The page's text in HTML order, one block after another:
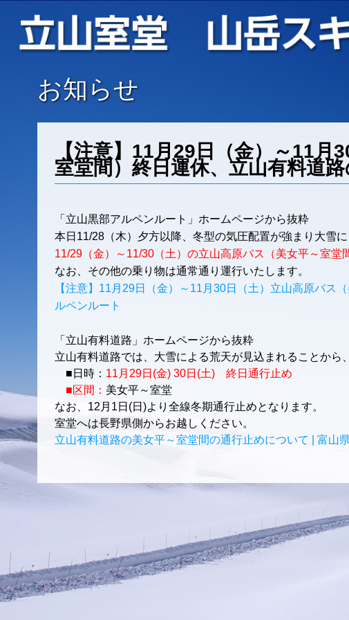
お知らせ
【注意】11月29日（金）～11月
室堂間）終日運休、立山有料道
「 立山黒部アルペンルート 」ホームページから抜粋
本日11/28（木）夕方以降、冬型の気圧配置が強まり大雪
11/29（金）～11/30（土）の立山高原バス（美女平～室堂
なお、その他の乗り物は通常通り運行いたします。
【注意】11月29日（金）～11月30日（土）立山高原バス
ルペンルート
「 立山有料道路 」ホームページから抜粋
立山有料道路では、大雪による荒天が見込まれることから
■日時： 11月29日(金) 30日(土) 終日通行止め
■区間： 美女平～室堂
なお、12月1日(日)より全線冬期通行止めとなります。
室堂へは長野県側からお越しください。
立山有料道路の美女平～室堂間の通行止めについて | 富山